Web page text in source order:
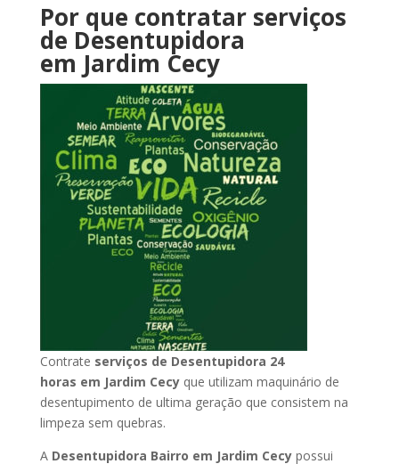
Por que contratar serviços
de Desentupidora
em Jardim Cecy
Contrate serviços de Desentupidora 24
horas em Jardim Cecy que utilizam maquinário de
desentupimento de ultima geração que consistem na
limpeza sem quebras.
A Desentupidora Bairro em Jardim Cecy possui